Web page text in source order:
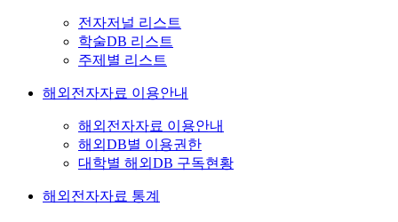
전자저널 리스트
학술DB 리스트
주제별 리스트
해외전자자료 이용안내
해외전자자료 이용안내
해외DB별 이용권한
대학별 해외DB 구독현황
해외전자자료 통계